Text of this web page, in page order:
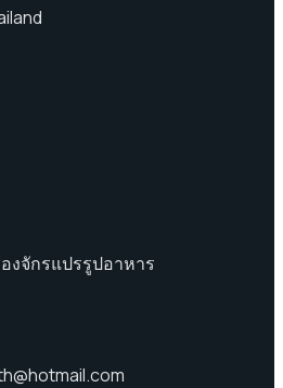
งจักรแปรรูปอาหาร